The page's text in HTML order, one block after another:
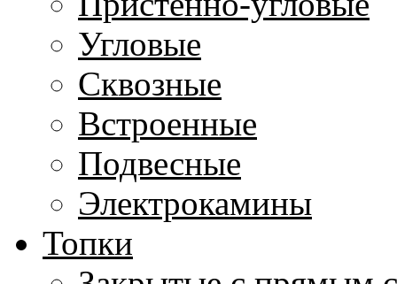
Угловые
Сквозные
Встроенные
Подвесные
Электрокамины
Топки